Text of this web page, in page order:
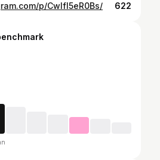
p/Cwlfl5eR0Bs/ 622